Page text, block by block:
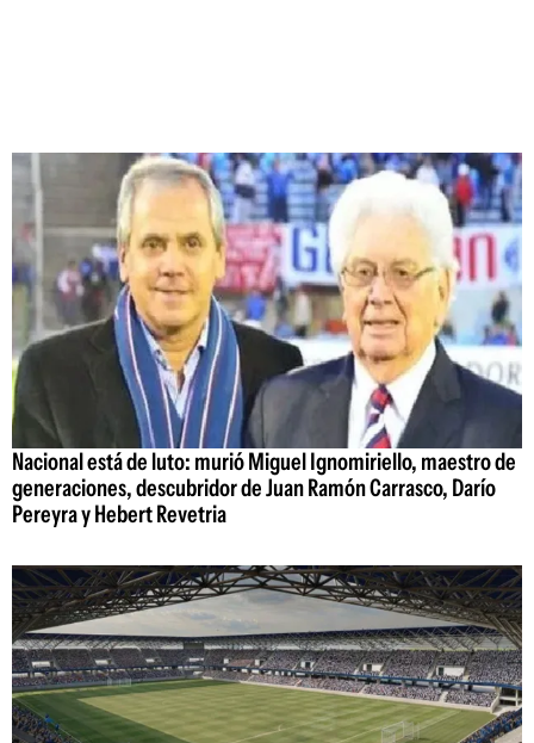
Nacional está de luto: murió Miguel Ignomiriello, maestro de
generaciones, descubridor de Juan Ramón Carrasco, Darío
Pereyra y Hebert Revetria